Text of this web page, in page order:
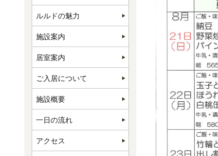
ルルドの魅力
施設案内
居室案内
ご入居について
施設概要
一日の流れ
アクセス